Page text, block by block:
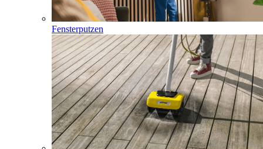
Fensterputzen